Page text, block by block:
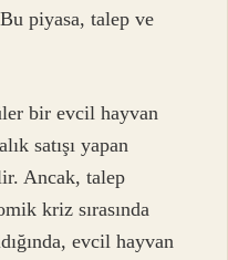
piyasa, talep ve
bir evcil hayvan
satışı yapan
Ancak, talep
kriz sırasında
evcil hayvan